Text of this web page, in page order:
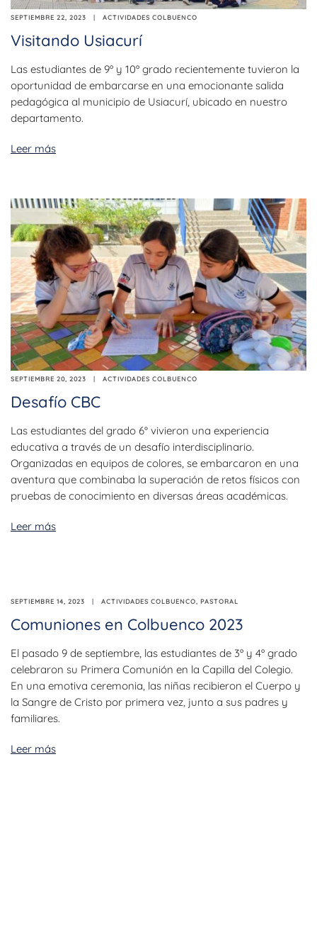
SEPTIEMBRE 22, 2023 ACTIVIDADES COLBUENCO
Visitando Usiacurí
Las estudiantes de 9º y 10º grado recientemente tuvieron la
oportunidad de embarcarse en una emocionante salida
pedagógica al municipio de Usiacurí, ubicado en nuestro
departamento.
Leer más
SEPTIEMBRE 20, 2023 ACTIVIDADES COLBUENCO
Desafío CBC
Las estudiantes del grado 6° vivieron una experiencia
educativa a través de un desafío interdisciplinario.
Organizadas en equipos de colores, se embarcaron en una
aventura que combinaba la superación de retos físicos con
pruebas de conocimiento en diversas áreas académicas.
Leer más
SEPTIEMBRE 14, 2023 ACTIVIDADES COLBUENCO PASTORAL
Comuniones en Colbuenco 2023
El pasado 9 de septiembre, las estudiantes de 3º y 4º grado
celebraron su Primera Comunión en la Capilla del Colegio.
En una emotiva ceremonia, las niñas recibieron el Cuerpo y
la Sangre de Cristo por primera vez, junto a sus padres y
familiares.
Leer más